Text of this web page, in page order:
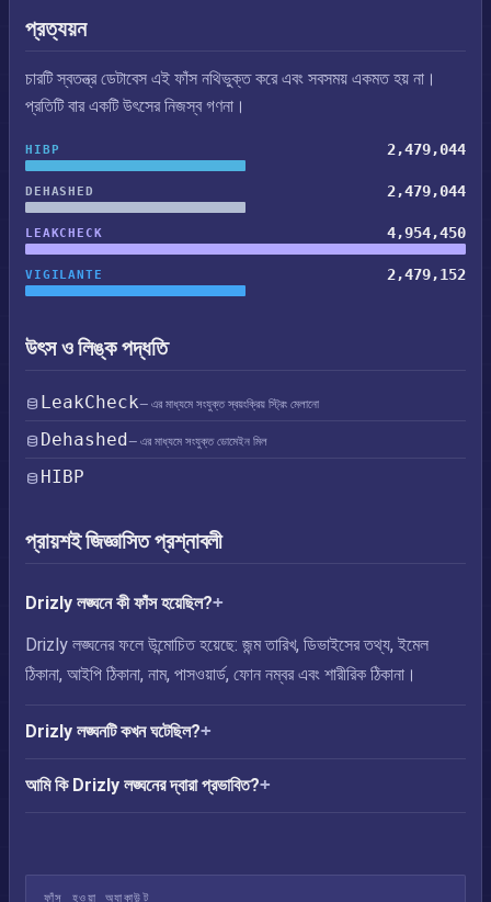
প্রত্যয়ন
চারটি স্বতন্ত্র ডেটাবেস এই ফাঁস নথিভুক্ত করে এবং সবসময় একমত হয় না।
প্রতিটি বার একটি উৎসের নিজস্ব গণনা।
HIBP 2,479,044
DEHASHED 2,479,044
LEAKCHECK 4,954,450
VIGILANTE 2,479,152
উৎস ও লিঙ্ক পদ্ধতি
LeakCheck— এর মাধ্যমে সংযুক্ত স্বয়ংক্রিয় স্ট্রিং মেলানো
Dehashed— এর মাধ্যমে সংযুক্ত ডোমেইন মিল
HIBP
প্রায়শই জিজ্ঞাসিত প্রশ্নাবলী
Drizly লঙ্ঘনে কী ফাঁস হয়েছিল?
Drizly লঙ্ঘনের ফলে উন্মোচিত হয়েছে: জন্ম তারিখ, ডিভাইসের তথ্য, ইমেল
ঠিকানা, আইপি ঠিকানা, নাম, পাসওয়ার্ড, ফোন নম্বর এবং শারীরিক ঠিকানা।
Drizly লঙ্ঘনটি কখন ঘটেছিল?
আমি কি Drizly লঙ্ঘনের দ্বারা প্রভাবিত?
ফাঁস হওয়া অ্যাকাউন্ট